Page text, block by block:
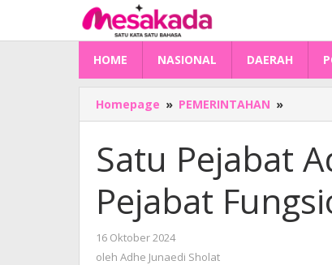
konten
HOME NASIONAL DAERAH
Homepage » PEMERINTAHAN »
Pejabat
dan
Tujuh
Pejabat
Sulbar
Satu Pejabat
Pejabat
16 Oktober 2024
Adhe
oleh Adhe Junaedi Sholat